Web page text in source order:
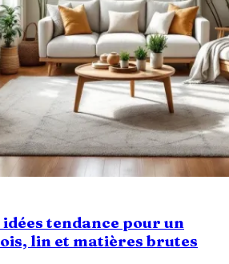
tendance pour un
lin et matières brutes